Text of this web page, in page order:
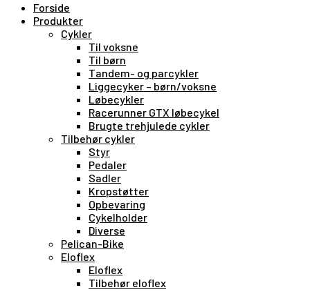
Forside
Produkter
Cykler
Til voksne
Til børn
Tandem- og parcykler
Liggecyker – børn/voksne
Løbecykler
Racerunner GTX løbecykel
Brugte trehjulede cykler
Tilbehør cykler
Styr
Pedaler
Sadler
Kropstøtter
Opbevaring
Cykelholder
Diverse
Pelican-Bike
Eloflex
Eloflex
Tilbehør eloflex